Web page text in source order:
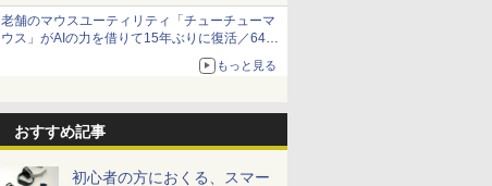
老舗のマウスユーティリティ「チューチューマ
ウス」がAIの力を借りて15年ぶりに復活／64bit
化、Windows 10/11、「Chrome」も走り回
る。復活記念で2026年末まで500円
もっと見る
おすすめ記事
初心者の方におくる、スマー